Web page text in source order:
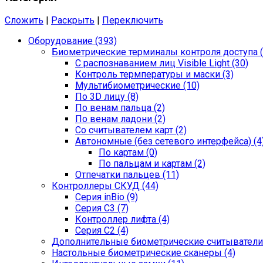
Сложить Раскрыть
Переключить
Оборудование (393)
Биометрические терминалы контроля доступа
С распознаванием лиц Visible Light (30)
Контроль термпературы и маски (3)
Мультибиометрические (10)
По 3D лицу (8)
По венам пальца (2)
По венам ладони (2)
Со считывателем карт (2)
Автономные (без сетевого интерфейса)
По картам (0)
По пальцам и картам (2)
Отпечатки пальцев (11)
Контроллеры СКУД (44)
Серия inBio (9)
Серия С3 (7)
Контроллер лифта (4)
Серия С2 (4)
Дополнительные биометрические
Настольные биометрические сканеры (4)